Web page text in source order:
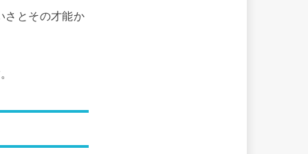
さとその才能か